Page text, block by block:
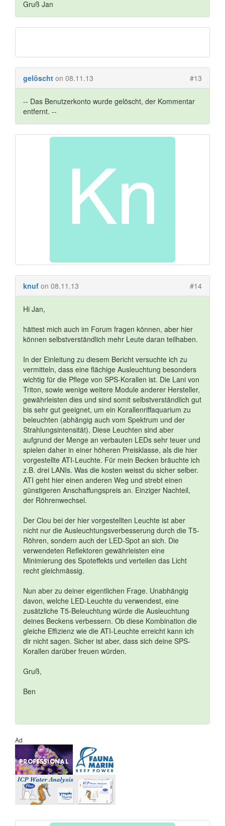
Gruß Jan
gelöscht on 08.11.13 #13
-- Das Benutzerkonto wurde gelöscht, der Kommentar
entfernt. --
knuf on 08.11.13 #14
Hi Jan,
hättest mich auch im Forum fragen können, aber hier
können selbstverständlich mehr Leute daran teilhaben.
In der Einleitung zu diesem Bericht versuchte ich zu
vermitteln, dass eine flächige Ausleuchtung besonders
wichtig für die Pflege von SPS-Korallen ist. Die Lani von
Triton, sowie wenige weitere Module anderer Hersteller,
gewährleisten dies und sind somit selbstverständlich gut
bis sehr gut geeignet, um ein Korallenriffaquarium zu
beleuchten (abhängig auch vom Spektrum und der
Strahlungsintensität). Diese Leuchten sind aber
aufgrund der Menge an verbauten LEDs sehr teuer und
spielen daher in einer höheren Preisklasse, als die hier
vorgestellte ATI-Leuchte. Für mein Becken bräuchte ich
z.B. drei LANIs. Was die kosten weisst du sicher selber.
ATI geht hier einen anderen Weg und strebt einen
günstigeren Anschaffungspreis an. Einziger Nachteil,
der Röhrenwechsel.
Der Clou bei der hier vorgestellten Leuchte ist aber
nicht nur die Ausleuchtungsverbesserung durch die T5-
Röhren, sondern auch der LED-Spot an sich. Die
verwendeten Reflektoren gewährleisten eine
Minimierung des Spoteffekts und verteilen das Licht
recht gleichmässig.
Nun aber zu deiner eigentlichen Frage. Unabhängig
davon, welche LED-Leuchte du verwendest, eine
zusätzliche T5-Beleuchtung würde die Ausleuchtung
deines Beckens verbessern. Ob diese Kombination die
gleiche Effizienz wie die ATI-Leuchte erreicht kann ich
dir nicht sagen. Sicher ist aber, dass sich deine SPS-
Korallen darüber freuen würden.
Gruß,
Ben
Ad